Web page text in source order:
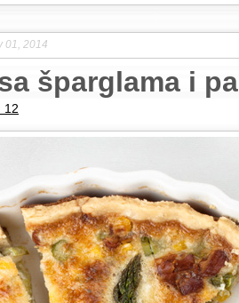
01, 2014
šparglama i
12